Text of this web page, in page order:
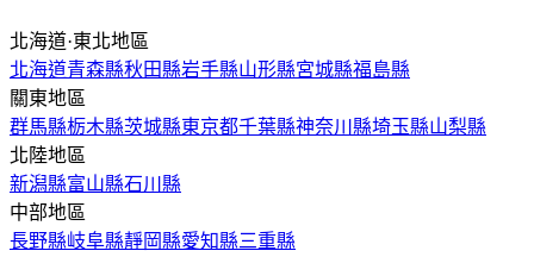
北海道·東北地區
北海道青森縣秋田縣岩手縣山形縣宮城縣福島縣
關東地區
群馬縣栃木縣茨城縣東京都千葉縣神奈川縣埼玉縣山梨縣
北陸地區
新潟縣富山縣石川縣
中部地區
長野縣岐阜縣靜岡縣愛知縣三重縣